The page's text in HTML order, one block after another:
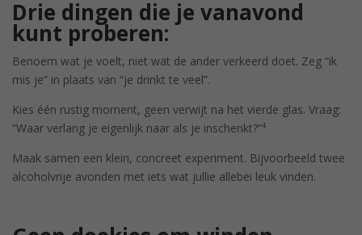
Drie dingen die je vanavond
kunt proberen:
Benoem wat je voelt, niet wat de ander verkeerd doet. Zeg “ik
mis je” in plaats van “je drinkt te veel”.
Kies één rustig moment, geen verwijt na het vierde glas. Vraag:
“Waar verlang je eigenlijk naar als je inschenkt?”⁴
Maak samen een klein, concreet experiment. Bijvoorbeeld twee
alcoholvrije avonden met iets wat jullie allebei leuk vinden.